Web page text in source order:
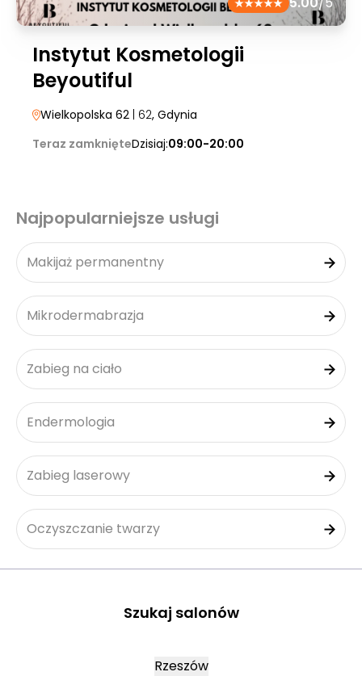
Instytut Kosmetologii
Beyoutiful
Wielkopolska 62 | 62, Gdynia
Teraz zamknięteDzisiaj:09:00-20:00
Najpopularniejsze usługi
Makijaż permanentny
Mikrodermabrazja
Zabieg na ciało
Endermologia
Zabieg laserowy
Oczyszczanie twarzy
Szukaj salonów
Rzeszów